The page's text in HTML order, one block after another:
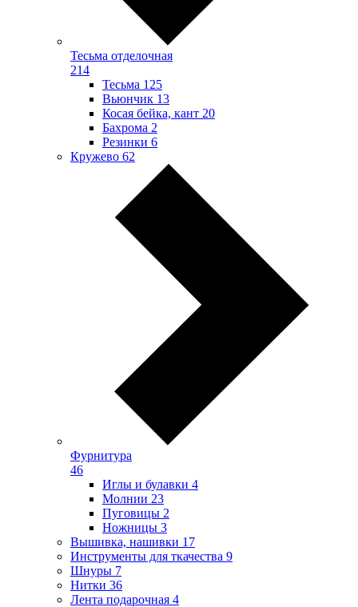
Тесьма отделочная
214
Тесьма 125
Вьюнчик 13
Косая бейка, кант 20
Бахрома 2
Резинки 6
Кружево 62
Фурнитура
46
Иглы и булавки 4
Молнии 23
Пуговицы 2
Ножницы 3
Вышивка, нашивки 17
Инструменты для ткачества 9
Шнуры 7
Нитки 36
Лента подарочная 4